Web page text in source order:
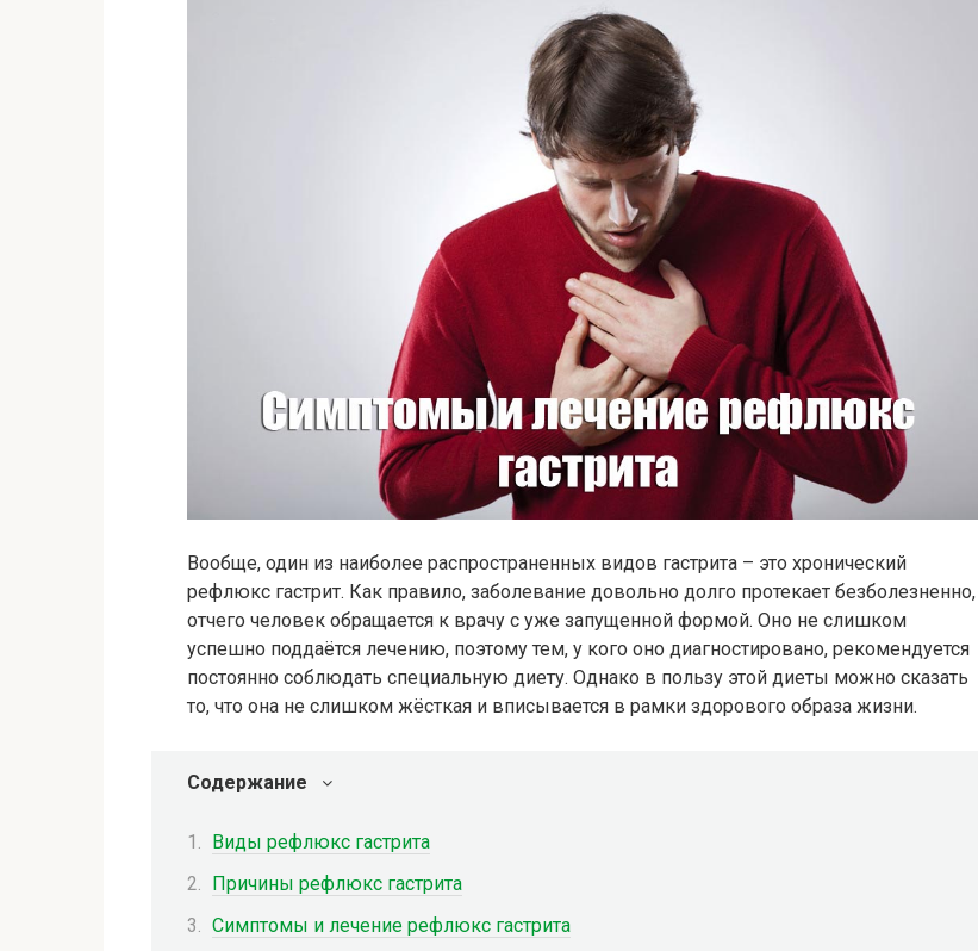
Вообще, один из наиболее распространенных видов гастрита – это хронический
рефлюкс гастрит. Как правило, заболевание довольно долго протекает безболезненно,
отчего человек обращается к врачу с уже запущенной формой. Оно не слишком
успешно поддаётся лечению, поэтому тем, у кого оно диагностировано, рекомендуется
постоянно соблюдать специальную диету. Однако в пользу этой диеты можно сказать
то, что она не слишком жёсткая и вписывается в рамки здорового образа жизни.
Содержание
Виды рефлюкс гастрита
Причины рефлюкс гастрита
Симптомы и лечение рефлюкс гастрита